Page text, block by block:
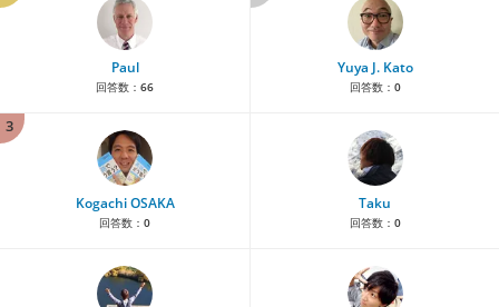
Paul
回答数： 66
Yuya J. Kato
回答数： 0
3
Kogachi OSAKA
回答数： 0
Taku
回答数： 0